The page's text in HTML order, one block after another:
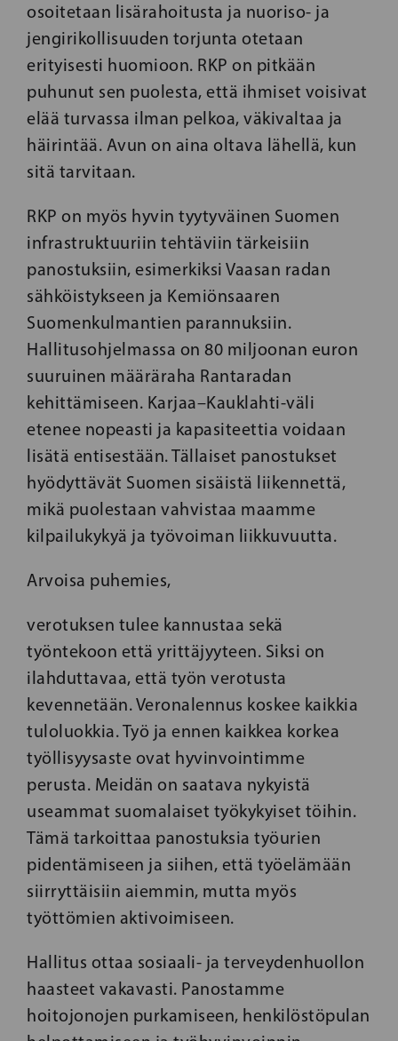
osoitetaan lisärahoitusta ja nuoriso- ja
jengirikollisuuden torjunta otetaan
erityisesti huomioon. RKP on pitkään
puhunut sen puolesta, että ihmiset voisivat
elää turvassa ilman pelkoa, väkivaltaa ja
häirintää. Avun on aina oltava lähellä, kun
sitä tarvitaan.
RKP on myös hyvin tyytyväinen Suomen
infrastruktuuriin tehtäviin tärkeisiin
panostuksiin, esimerkiksi Vaasan radan
sähköistykseen ja Kemiönsaaren
Suomenkulmantien parannuksiin.
Hallitusohjelmassa on 80 miljoonan euron
suuruinen määräraha Rantaradan
kehittämiseen. Karjaa–Kauklahti-väli
etenee nopeasti ja kapasiteettia voidaan
lisätä entisestään. Tällaiset panostukset
hyödyttävät Suomen sisäistä liikennettä,
mikä puolestaan vahvistaa maamme
kilpailukykyä ja työvoiman liikkuvuutta.
Arvoisa puhemies,
verotuksen tulee kannustaa sekä
työntekoon että yrittäjyyteen. Siksi on
ilahduttavaa, että työn verotusta
kevennetään. Veronalennus koskee kaikkia
tuloluokkia. Työ ja ennen kaikkea korkea
työllisyysaste ovat hyvinvointimme
perusta. Meidän on saatava nykyistä
useammat suomalaiset työkykyiset töihin.
Tämä tarkoittaa panostuksia työurien
pidentämiseen ja siihen, että työelämään
siirryttäisiin aiemmin, mutta myös
työttömien aktivoimiseen.
Hallitus ottaa sosiaali- ja terveydenhuollon
haasteet vakavasti. Panostamme
hoitojonojen purkamiseen, henkilöstöpulan